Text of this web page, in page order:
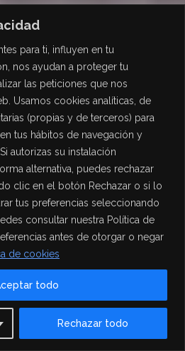
para ti, influyen en tu
nos ayudan a proteger tu
las peticiones que nos
Usamos cookies analíticas, de
(propias y de terceros) para
tus hábitos de navegación y
autorizas su instalación
alternativa, puedes rechazar
clic en el botón Rechazar o si lo
tus preferencias seleccionando
consultar nuestra Política de
antes de otorgar o negar
de cookies
Rechazar todo
todo